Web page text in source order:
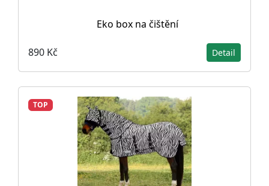
Eko box na čištění
890 Kč Detail
TOP